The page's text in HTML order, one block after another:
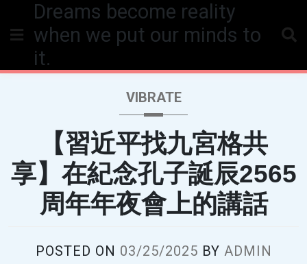
content
Dreams become reality
when we put our minds to
it.
VIBRATE
【習近平找九宮格共
享】 在紀念孔子誕辰2565
周年年夜會上的講話
POSTED ON 03/25/2025 BY ADMIN